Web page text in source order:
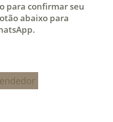
para confirmar seu
abaixo para